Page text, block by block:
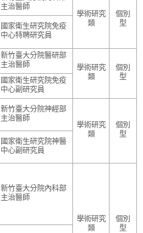
主治醫師
學術研究
類
個別
型
國家衛生研究院免疫
中心特聘研究員
新竹臺大分院醫研部
主治醫師
學術研究
類
個別
型
國家衛生研究院免疫
中心副研究員
新竹臺大分院神經部
主治醫師
學術研究
類
個別
型
國家衛生研究院神醫
中心副研究員
新竹臺大分院內科部
主治醫師
學術研究
類
個別
型